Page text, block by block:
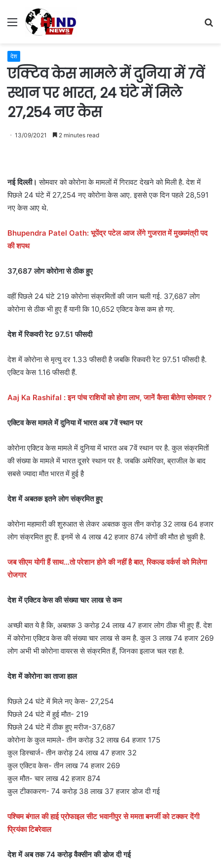
Menu
देश
एक्टिव केस मामले में दुनिया में 7वें
स्थान पर भारत, 24 घंटे में मिले
27,254 नए केस
13/09/2021 2 minutes read
नई दिल्ली। सोमवार को कोरोना के मामलों में गिरावट देखने को मिली है. देश में
पिछले 24 घंटे में 27,254 नए कोरोना केस आए. इससे एक दिन पहले 28,591
नए केस आए थे.
Bhupendra Patel Oath: भूपेंद्र पटेल आज लेंगे गुजरात में मुख्यमंत्री पद
की शपथ
37,687 लोग कोरोना से ठीक हुए
वहीं पिछले 24 घंटे 219 कोरोना संक्रमितों की जान चली गई. 37,687 लोग
कोरोना से ठीक भी हुए हैं यानी कि 10,652 एक्टिव केस कम हो गए.
देश में रिकवरी रेट 97.51 फीसदी
देश में कोरोना से मृत्यु दर 1.33 फीसदी है जबकि रिकवरी रेट 97.51 फीसदी है.
एक्टिव केस 1.16 फीसदी हैं.
Aaj Ka Rashifal : इन पांच राशियों को होगा लाभ, जानें कैसा बीतेगा सोमवार ?
एक्टिव केस मामले में दुनिया में भारत अब 7वें स्थान पर
कोरोना एक्टिव केस मामले में दुनिया में भारत अब 7वें स्थान पर है. कुल संक्रमितों
की संख्या के मामले में भारत दूसरे स्थान पर है. जबकि अमेरिका, ब्राजील के बाद
सबसे ज्यादा मौत भारत में हुई है
देश में अबतक इतने लोग संक्रमित हुए
कोरोना महामारी की शुरुआत से लेकर अबतक कुल तीन करोड़ 32 लाख 64 हजार
लोग संक्रमित हुए हैं. इनमें से 4 लाख 42 हजार 874 लोगों की मौत हो चुकी है.
जब सीएम योगी हैं साथ…तो परेशान होने की नहीं है बात, स्किल्ड वर्कर्स को मिलेगा
रोजगार
देश में एक्टिव केस की संख्या चार लाख से कम
अच्छी बात ये है कि, अबतक 3 करोड़ 24 लाख 47 हजार लोग ठीक भी हुए हैं. देश
में कोरोना एक्टिव केस की संख्या चार लाख से कम है. कुल 3 लाख 74 हजार 269
लोग अभी भी कोरोना वायरस से संक्रमित हैं, जिनका इलाज चल रहा है.
देश में कोरोना का ताजा हाल
पिछले 24 घंटे में मिले नए केस- 27,254
पिछले 24 घंटे में हुई मौत- 219
पिछले 24 घंटे में ठीक हुए मरीज-37,687
कोरोना के कुल मामले- तीन करोड़ 32 लाख 64 हजार 175
कुल डिस्चार्ज- तीन करोड़ 24 लाख 47 हजार 32
कुल एक्टिव केस- तीन लाख 74 हजार 269
कुल मौत- चार लाख 42 हजार 874
कुल टीकाकरण- 74 करोड़ 38 लाख 37 हजार डोज दी गई
पश्चिम बंगाल की हाई प्रोफाइल सीट भवानीपुर से ममता बनर्जी को टक्कर देंगी
प्रियंका टिबरेवाल
देश में अब तक 74 करोड़ वैक्सीन की डोज दी गई